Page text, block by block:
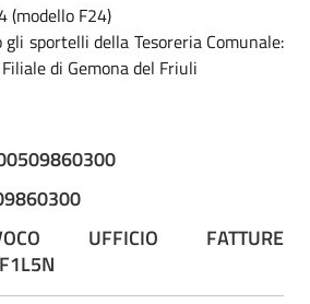
(modello F24)
sportelli della Tesoreria Comunale:
di Gemona del Friuli
UFFICIO FATTURE